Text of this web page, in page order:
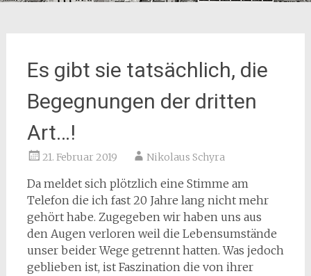
Es gibt sie tatsächlich, die
Begegnungen der dritten
Art…!
21. Februar 2019 Nikolaus Schyra
Da meldet sich plötzlich eine Stimme am
Telefon die ich fast 20 Jahre lang nicht mehr
gehört habe. Zugegeben wir haben uns aus
den Augen verloren weil die Lebensumstände
unser beider Wege getrennt hatten. Was jedoch
geblieben ist, ist Faszination die von ihrer